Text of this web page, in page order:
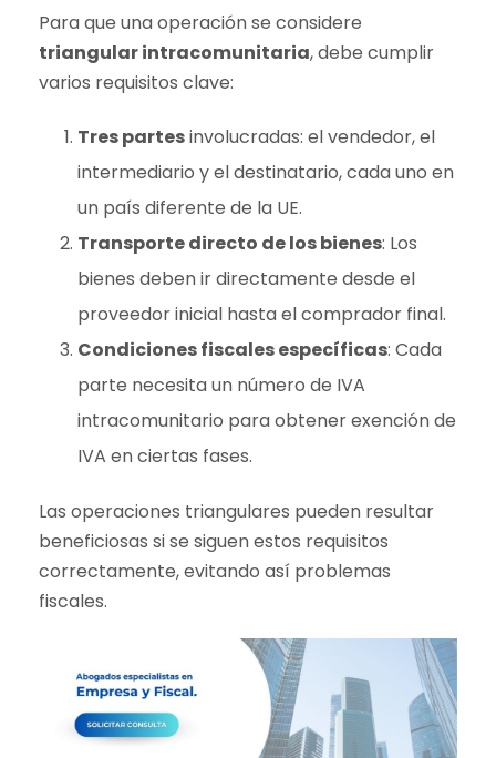
Para que una operación se considere
triangular intracomunitaria, debe cumplir
varios requisitos clave:
Tres partesinvolucradas: el vendedor, el
intermediario y el destinatario, cada uno en
un país diferente de la UE.
Transporte directo de los bienes: Los
bienes deben ir directamente desde el
proveedor inicial hasta el comprador final.
Condiciones fiscales específicas: Cada
parte necesita un número de IVA
intracomunitario para obtener exención de
IVA en ciertas fases.
Las operaciones triangulares pueden resultar
beneficiosas si se siguen estos requisitos
correctamente, evitando así problemas
fiscales.